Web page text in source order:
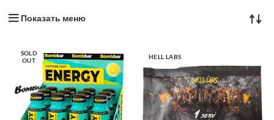
Показать меню
SOLD
OUT
HELL LABS